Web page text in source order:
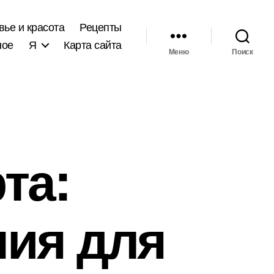
и красота
Рецепты
Я Карта сайта Меню Поиск
для